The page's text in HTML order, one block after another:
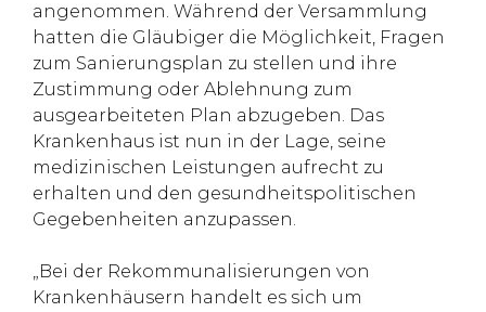
angenommen. Während der Versammlung
hatten die Gläubiger die Möglichkeit, Fragen
zum Sanierungsplan zu stellen und ihre
Zustimmung oder Ablehnung zum
ausgearbeiteten Plan abzugeben. Das
Krankenhaus ist nun in der Lage, seine
medizinischen Leistungen aufrecht zu
erhalten und den gesundheitspolitischen
Gegebenheiten anzupassen.
„Bei der Rekommunalisierungen von
Krankenhäusern handelt es sich um